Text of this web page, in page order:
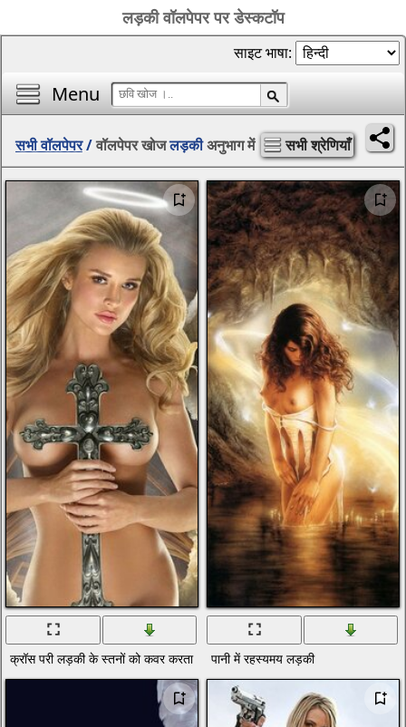
लड़की वॉलपेपर पर डेस्कटॉप
Menu
साइट भाषा:
सभी वॉलपेपर/वॉलपेपर खोजलड़कीअनुभाग में सभी श्रेणियाँ
क्रॉस परी लड़की के स्तनों को कवर करता है पानी में रहस्यमय लड़की